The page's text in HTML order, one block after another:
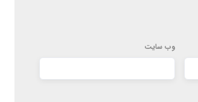
وب‌ سایت